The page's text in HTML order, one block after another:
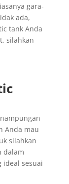
gara-
ada,
tank Anda
silahkan
Anda mau
silahkan
dalam
ideal sesuai